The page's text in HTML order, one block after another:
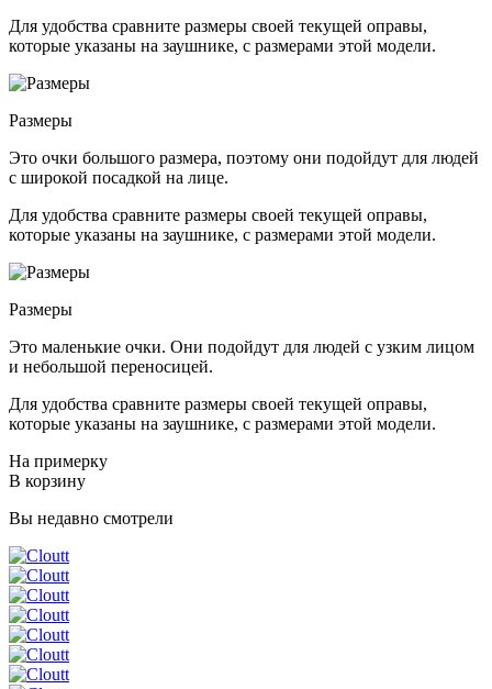
Для удобства сравните размеры своей текущей оправы,
которые указаны на заушнике, с размерами этой модели.
Размеры
Это очки большого размера, поэтому они подойдут для людей
с широкой посадкой на лице.
Для удобства сравните размеры своей текущей оправы,
которые указаны на заушнике, с размерами этой модели.
Размеры
Это маленькие очки. Они подойдут для людей с узким лицом
и небольшой переносицей.
Для удобства сравните размеры своей текущей оправы,
которые указаны на заушнике, с размерами этой модели.
На примерку
В корзину
Вы недавно смотрели